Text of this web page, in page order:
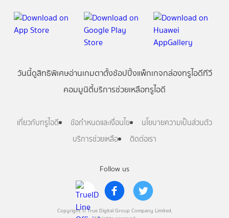
Follow us
Copyright © True Digital Group Company Limited.
วันนี้ดูสิทธิพิเศษอ่านเกมตาตั้งช้อปปิ้งแพ็กเกจกล่องทรูไอดีทีวี
คอมมูนิตี้บริการช่วยเหลือทรูไอดี
เกี่ยวกับทรูไอดี ข้อกำหนดและเงื่อนไข
นโยบายความเป็นส่วนตัว
บริการช่วยเหลือ
ติดต่อเรา